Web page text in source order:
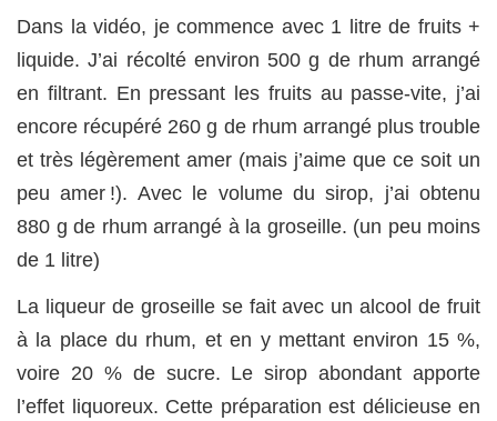
Dans la vidéo, je commence avec 1 litre de fruits +
liquide. J’ai récolté environ 500 g de rhum arrangé
en filtrant. En pressant les fruits au passe-vite, j’ai
encore récupéré 260 g de rhum arrangé plus trouble
et très légèrement amer (mais j’aime que ce soit un
peu amer !). Avec le volume du sirop, j’ai obtenu
880 g de rhum arrangé à la groseille. (un peu moins
de 1 litre)
La liqueur de groseille se fait avec un alcool de fruit
à la place du rhum, et en y mettant environ 15 %,
voire 20 % de sucre. Le sirop abondant apporte
l’effet liquoreux. Cette préparation est délicieuse en